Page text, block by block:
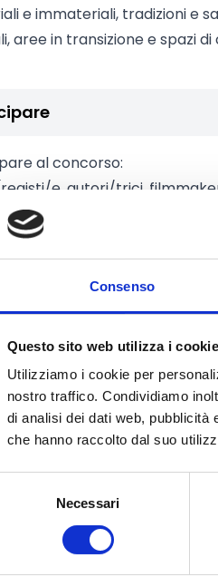
Consenso
Questo sito web utilizza i cookie
Utilizziamo i cookie per
nostro traffico. Condividiamo
di analisi dei dati web, pubblicità
che hanno raccolto dal suo
Necessari
e immateriali, tradizioni e
aree in transizione e spazi di
al concorso:
e, autori/trici,
associazioni, collettivi o
effettuata dall’autore/
che ne detiene i diritti di
limitazioni di nazionalità.
è aperta a opere italiane e
nel presente bando.
garantisce di essere titolare
e si assume la piena